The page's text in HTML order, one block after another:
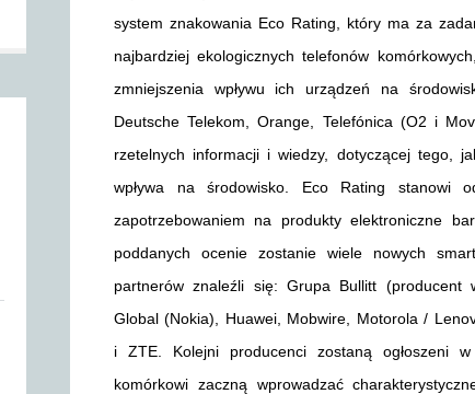
system znakowania Eco Rating, który ma za
najbardziej ekologicznych telefonów
zmniejszenia wpływu ich urządzeń na
Deutsche Telekom, Orange, Telefónica (O2 i
rzetelnych informacji i wiedzy, dotyczącej tego,
wpływa na środowisko. Eco Rating stanowi
zapotrzebowaniem na produkty elektroniczne
poddanych ocenie zostanie wiele nowych
partnerów znaleźli się: Grupa Bullitt (producent
Global (Nokia), Huawei, Mobwire, Motorola /
i ZTE. Kolejni producenci zostaną ogłoszeni
komórkowi zaczną wprowadzać